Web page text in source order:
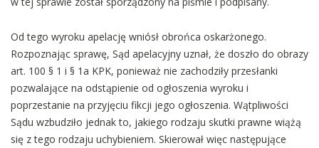
Od tego wyroku apelację wniósł obrońca oskarżonego.
Rozpoznając sprawę, Sąd apelacyjny uznał, że doszło do obrazy
art. 100 § 1 i § 1a KPK, ponieważ nie zachodziły przesłanki
pozwalające na odstąpienie od ogłoszenia wyroku i
poprzestanie na przyjęciu fikcji jego ogłoszenia. Wątpliwości
Sądu wzbudziło jednak to, jakiego rodzaju skutki prawne wiążą
się z tego rodzaju uchybieniem. Skierował więc następujące